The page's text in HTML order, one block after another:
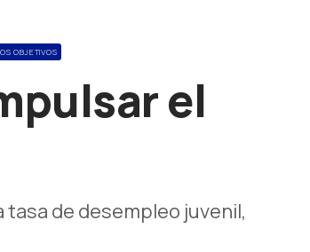
OBJETIVOS
el
de desempleo juvenil,